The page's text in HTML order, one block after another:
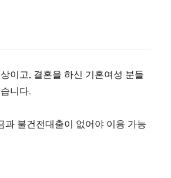
이고, 결혼을 하신 기혼여성 분들
니다.
과 불건전대출이 없어야 이용 가능